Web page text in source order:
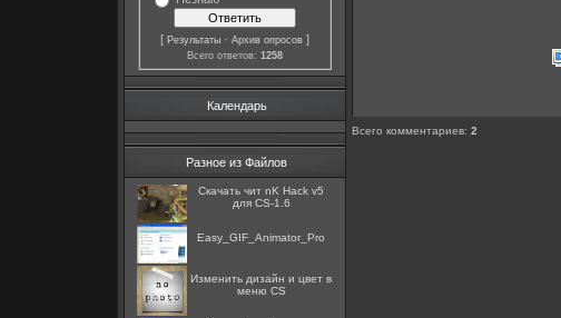
[ Результаты · Архив опросов ]
Всего ответов: 1258
Календарь
Разное из Файлов
Скачать чит nK Hack v5
для CS-1.6
Easy_GIF_Animator_Pro
Изменить дизайн и цвет в
меню CS
Всего комментариев: 2